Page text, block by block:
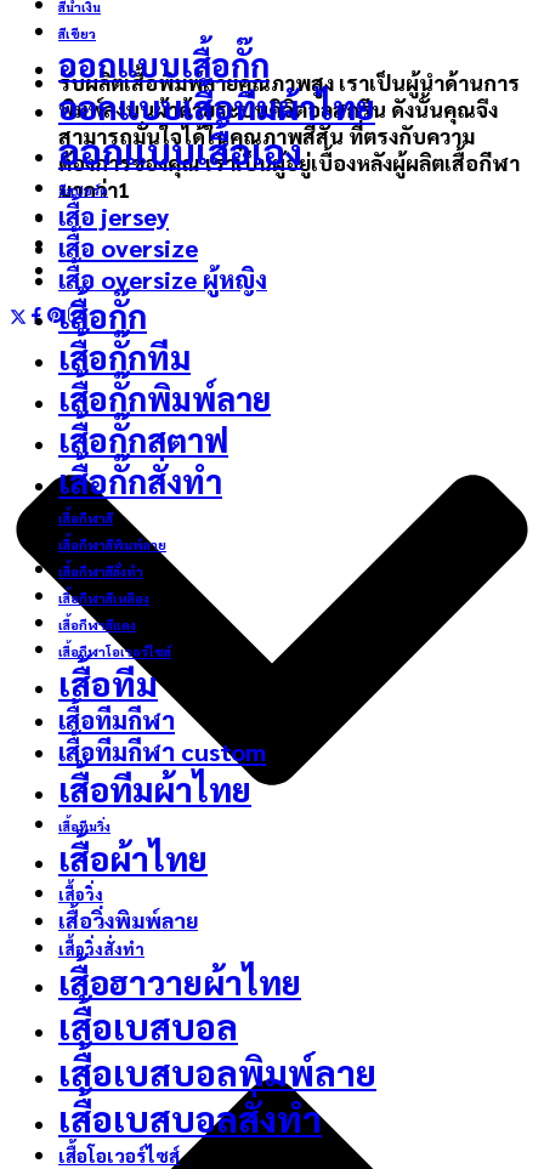
สีน้ำเงิน
สีเขียว
ออกแบบเสื้อกั๊ก
ออกแบบเสื้อทีมผ้าไทย
ออกแบบเสื้อเอง
อีสปอร์ต
เสื้อ jersey
เสื้อ oversize
เสื้อ oversize ผู้หญิง
เสื้อกั๊ก
เสื้อกั๊กทีม
เสื้อกั๊กพิมพ์ลาย
เสื้อกั๊กสตาฟ
เสื้อกั๊กสั่งทำ
เสื้อกีฬาสี
เสื้อกีฬาสีพิมพ์ลาย
เสื้อกีฬาสีสั่งทำ
เสื้อกีฬาสีเหลือง
เสื้อกีฬาสีแดง
เสื้อกีฬาโอเวอร์ไซส์
เสื้อทีม
เสื้อทีมกีฬา
เสื้อทีมกีฬา custom
เสื้อทีมผ้าไทย
เสื้อทีมวิ่ง
เสื้อผ้าไทย
เสื้อวิ่ง
เสื้อวิ่งพิมพ์ลาย
เสื้อวิ่งสั่งทำ
เสื้อฮาวายผ้าไทย
เสื้อเบสบอล
เสื้อเบสบอลพิมพ์ลาย
เสื้อเบสบอลสั่งทำ
เสื้อโอเวอร์ไซส์
รับผลิตเสื้อพิมพ์ลายคุณภาพสูง เราเป็นผู้นำด้านการ
พิมพ์ลงบนผ้าด้วยระบบดิจิตอลสกรีน ดังนั้นคุณจึง
สามารถมั่นใจได้ในคุณภาพสีสัน ที่ตรงกับความ
ต้องการของคุณ เราเป็นผู้อยู่เบื้องหลังผู้ผลิตเสื้อกีฬา
มากว่า1